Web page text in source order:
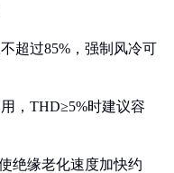
超过85%，强制风冷可
，THD≥5%时建议容
绝缘老化速度加快约